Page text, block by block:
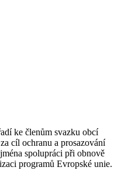
ke členům svazku obcí
cíl ochranu a prosazování
spolupráci při obnově
programů Evropské unie.